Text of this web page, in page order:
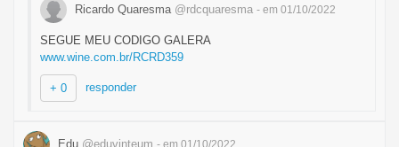
Ricardo Quaresma @rdcquaresma - em 01/10/2022
SEGUE MEU CODIGO GALERA
www.wine.com.br/RCRD359
+ 0 responder
Edu @eduvinteum - em 01/10/2022